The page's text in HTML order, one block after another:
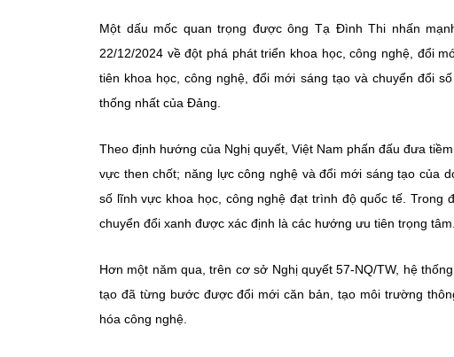
Một dấu mốc quan trọng được ông Tạ Đình Thi nhấn
22/12/2024 về đột phá phát triển khoa học, công nghệ, đổi
tiên khoa học, công nghệ, đổi mới sáng tạo và chuyển đổi
thống nhất của Đảng.
Theo định hướng của Nghị quyết, Việt Nam phấn đấu đưa
vực then chốt; năng lực công nghệ và đổi mới sáng tạo của
số lĩnh vực khoa học, công nghệ đạt trình độ quốc tế. Trong
chuyển đổi xanh được xác định là các hướng ưu tiên trọng tâm.
Hơn một năm qua, trên cơ sở Nghị quyết 57-NQ/TW, hệ
tạo đã từng bước được đổi mới căn bản, tạo môi trường
hóa công nghệ.